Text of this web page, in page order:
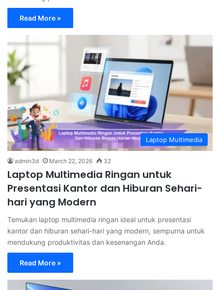
Read More »
Laptop Multimedia
admin3d March 22, 2026 32
Laptop Multimedia Ringan untuk
Presentasi Kantor dan Hiburan Sehari-
hari yang Modern
Temukan laptop multimedia ringan ideal untuk presentasi
kantor dan hiburan sehari-hari yang modern, sempurna untuk
mendukung produktivitas dan kesenangan Anda.
Read More »